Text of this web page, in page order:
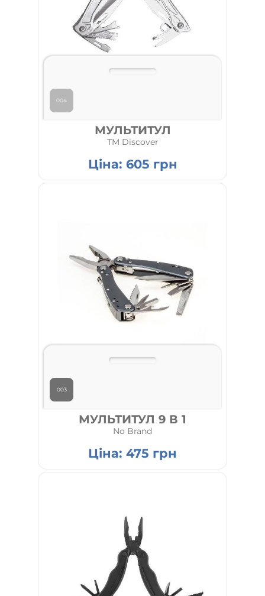
004
МУЛЬТИТУЛ
TM Discover
Ціна: 605 грн
003
МУЛЬТИТУЛ 9 В 1
No Brand
Ціна: 475 грн